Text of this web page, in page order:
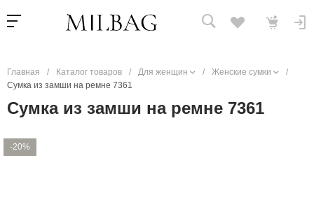
Главная / Каталог товаров / Для женщин / Женские сумки
/
Сумка из замши на ремне 7361
Сумка из замши на ремне 7361
-20%